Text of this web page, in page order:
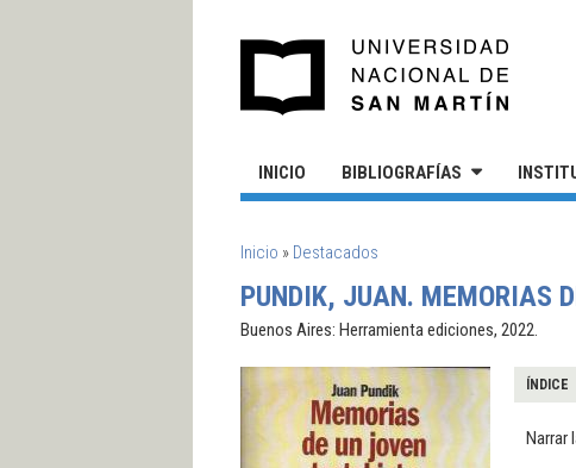
INICIO BIBLIOGRAFÍAS
SE ENCUENTRA USTED AQUÍ
Inicio » Destacados
PUNDIK, JUAN. MEMORIAS
Buenos Aires: Herramienta ediciones, 2022.
ÍNDICE
Narrar